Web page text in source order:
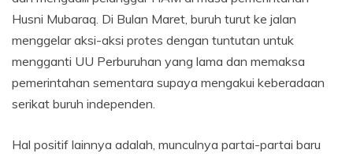
Husni Mubaraq. Di Bulan Maret, buruh turut ke jalan
menggelar aksi-aksi protes dengan tuntutan untuk
mengganti UU Perburuhan yang lama dan memaksa
pemerintahan sementara supaya mengakui keberadaan
serikat buruh independen.
Hal positif lainnya adalah, munculnya partai-partai baru